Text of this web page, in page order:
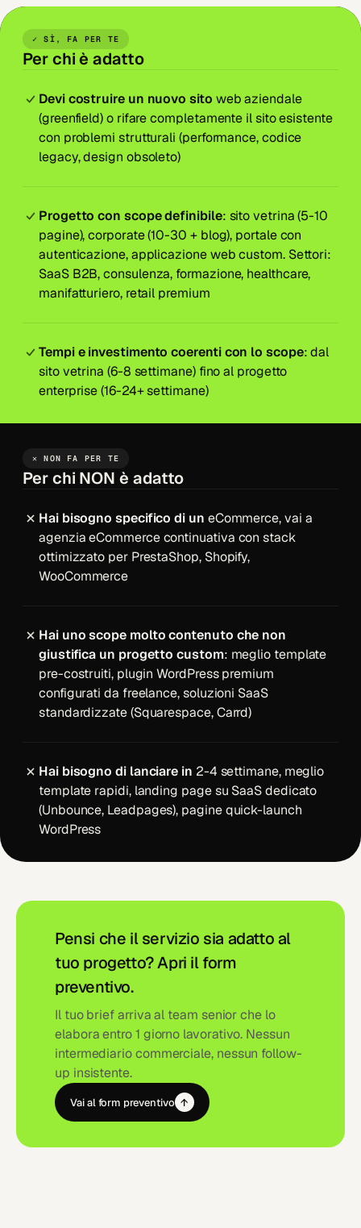
✓ SÌ, FA PER TE
Per chi è adatto
Devi costruire un nuovo sito web aziendale
(greenfield) o rifare completamente il sito esistente
con problemi strutturali (performance, codice
legacy, design obsoleto)
Progetto con scope definibile: sito vetrina (5-10
pagine), corporate (10-30 + blog), portale con
autenticazione, applicazione web custom. Settori:
SaaS B2B, consulenza, formazione, healthcare,
manifatturiero, retail premium
Tempi e investimento coerenti con lo scope: dal
sito vetrina (6-8 settimane) fino al progetto
enterprise (16-24+ settimane)
✕ NON FA PER TE
Per chi NON è adatto
Hai bisogno specifico di un eCommerce, vai a
agenzia eCommerce continuativa con stack
ottimizzato per PrestaShop, Shopify,
WooCommerce
Hai uno scope molto contenuto che non
giustifica un progetto custom: meglio template
pre-costruiti, plugin WordPress premium
configurati da freelance, soluzioni SaaS
standardizzate (Squarespace, Carrd)
Hai bisogno di lanciare in 2-4 settimane, meglio
template rapidi, landing page su SaaS dedicato
(Unbounce, Leadpages), pagine quick-launch
WordPress
Pensi che il servizio sia adatto al
tuo progetto? Apri il form
preventivo.
Il tuo brief arriva al team senior che lo
elabora entro 1 giorno lavorativo. Nessun
intermediario commerciale, nessun follow-
up insistente.
Vai al form preventivo ↑